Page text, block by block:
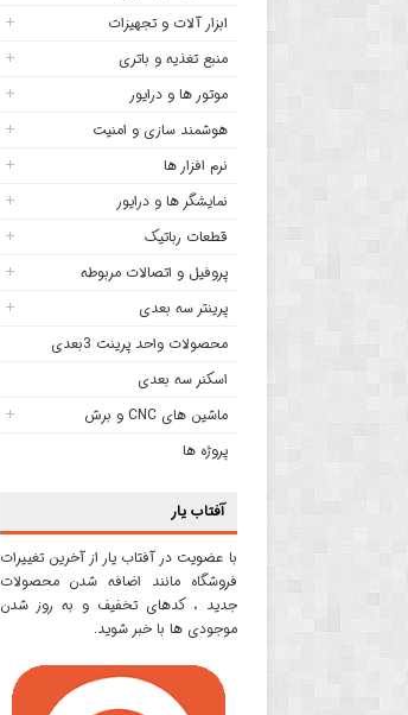
ابزار آلات و تجهیزات
منبع تغذیه و باتری
موتور ها و درایور
هوشمند سازی و امنیت
نرم افزار ها
نمایشگر ها و درایور
قطعات رباتیک
پروفیل و اتصالات مربوطه
پرینتر سه بعدی
محصولات واحد پرینت 3بعدی
اسکنر سه بعدی
ماشین های CNC و برش
پروژه ها
آفتاب یار
با عضویت در آفتاب یار از آخرین تغییرات
فروشگاه مانند اضافه شدن محصولات
جدید ، کدهای تخفیف و به روز شدن
موجودی ها با خبر شوید.